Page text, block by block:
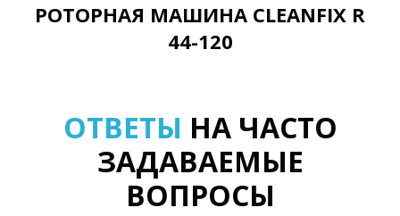
РОТОРНАЯ МАШИНА CLEANFIX R
44-120
ОТВЕТЫ НА ЧАСТО
ЗАДАВАЕМЫЕ
ВОПРОСЫ